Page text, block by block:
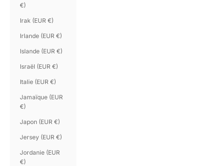
€)
Irak (EUR €)
Irlande (EUR €)
Islande (EUR €)
Israël (EUR €)
Italie (EUR €)
Jamaïque (EUR
€)
Japon (EUR €)
Jersey (EUR €)
Jordanie (EUR
€)